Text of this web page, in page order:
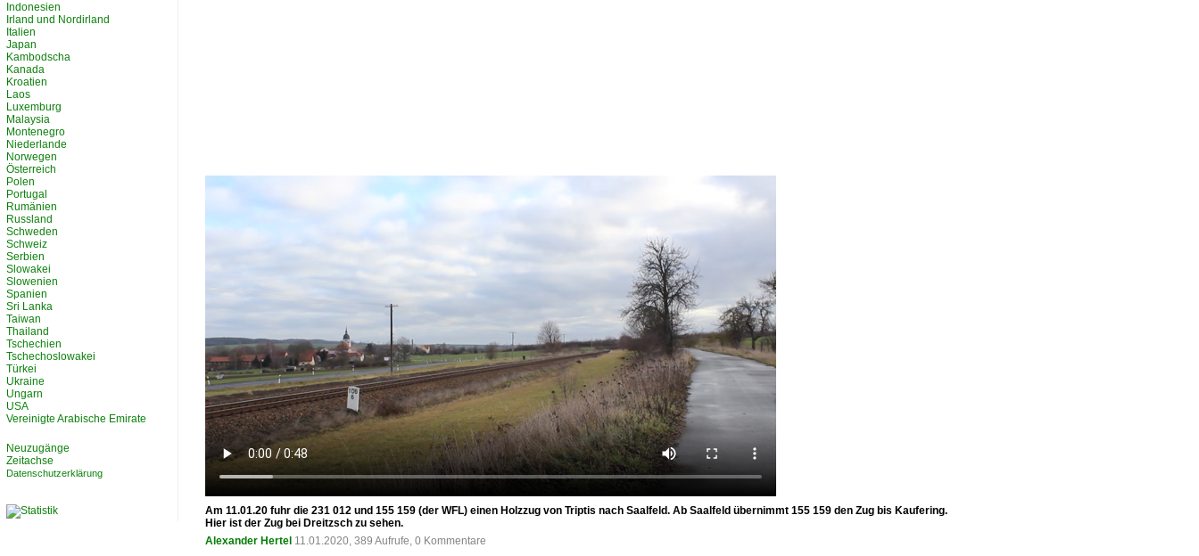
Am 11.01.20 fuhr die 231 012 und 155 159 (der WFL) einen Holzzug von Triptis nach Saalfeld. Ab Saalfeld übernimmt 155 159 den Zug bis Kaufering.
Hier ist der Zug bei Dreitzsch zu sehen.
Alexander Hertel 11.01.2020, 389 Aufrufe, 0 Kommentare
Indonesien
Irland und Nordirland
Italien
Japan
Kambodscha
Kanada
Kroatien
Laos
Luxemburg
Malaysia
Montenegro
Niederlande
Norwegen
Österreich
Polen
Portugal
Rumänien
Russland
Schweden
Schweiz
Serbien
Slowakei
Slowenien
Spanien
Sri Lanka
Taiwan
Thailand
Tschechien
Tschechoslowakei
Türkei
Ukraine
Ungarn
USA
Vereinigte Arabische Emirate
Neuzugänge
Zeitachse
Datenschutzerklärung